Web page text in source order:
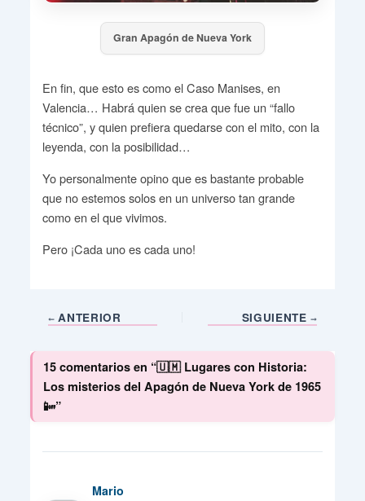
Gran Apagón de Nueva York
En fin, que esto es como el Caso Manises, en
Valencia… Habrá quien se crea que fue un “fallo
técnico”, y quien prefiera quedarse con el mito, con la
leyenda, con la posibilidad…
Yo personalmente opino que es bastante probable
que no estemos solos en un universo tan grande
como en el que vivimos.
Pero ¡Cada uno es cada uno!
ANTERIOR SIGUIENTE
15 comentarios en “🇺🇲 Lugares con Historia:
Los misterios del Apagón de Nueva York de 1965
📴”
Mario